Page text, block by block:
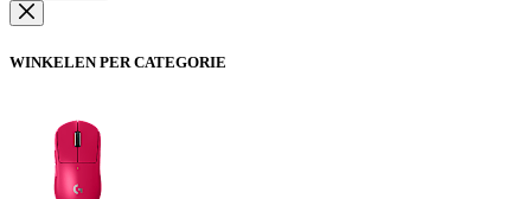
WINKELEN PER CATEGORIE